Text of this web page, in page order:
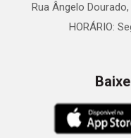
Rua Ângelo
HORÁRIO: